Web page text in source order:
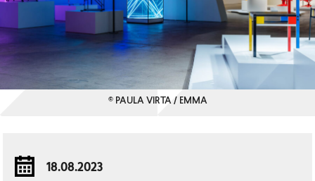
© PAULA VIRTA / EMMA
18.08.2023